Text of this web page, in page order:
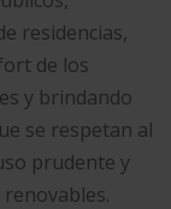
residencias,
de los
y brindando
se respetan al
prudente y